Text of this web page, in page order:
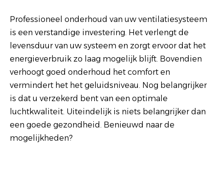
Professioneel onderhoud van uw ventilatiesysteem
is een verstandige investering. Het verlengt de
levensduur van uw systeem en zorgt ervoor dat het
energieverbruik zo laag mogelijk blijft. Bovendien
verhoogt goed onderhoud het comfort en
vermindert het het geluidsniveau. Nog belangrijker
is dat u verzekerd bent van een optimale
luchtkwaliteit. Uiteindelijk is niets belangrijker dan
een goede gezondheid. Benieuwd naar de
mogelijkheden?